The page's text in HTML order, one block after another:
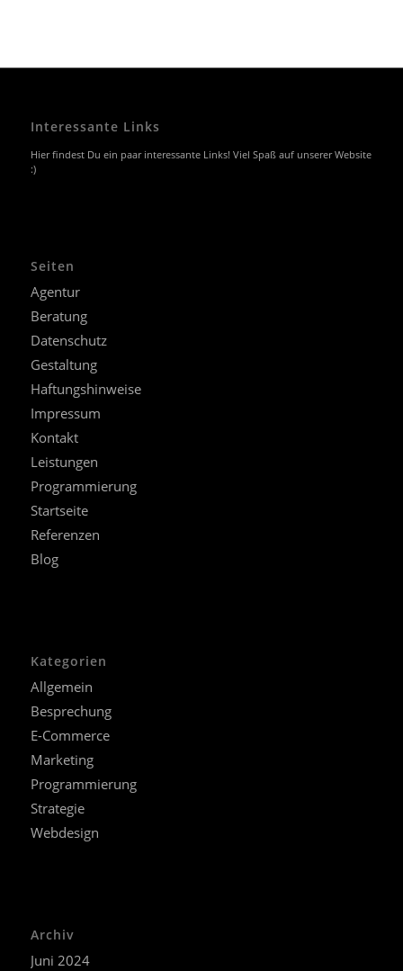
Interessante Links
Hier findest Du ein paar interessante Links! Viel Spaß auf unserer Website
:)
Seiten
Agentur
Beratung
Datenschutz
Gestaltung
Haftungshinweise
Impressum
Kontakt
Leistungen
Programmierung
Startseite
Referenzen
Blog
Kategorien
Allgemein
Besprechung
E-Commerce
Marketing
Programmierung
Strategie
Webdesign
Archiv
Juni 2024